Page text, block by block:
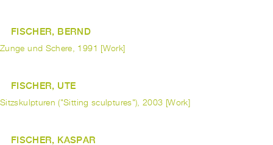
FISCHER, BERND
Zunge und Schere, 1991 [Work]
FISCHER, UTE
Sitzskulpturen ("Sitting sculptures"), 2003 [Work]
FISCHER, KASPAR